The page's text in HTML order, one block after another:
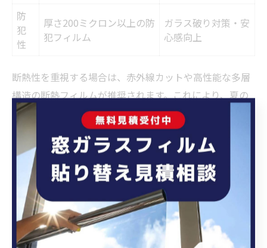
防
犯
性
厚さ200ミクロン以上の防
犯フィルム
ガラス破り対策・安
心感向上
断熱性を重視する場合は、赤外線カットや高性能な多層
構造の断熱フィルムが推奨されます。これにより、夏の
熱気や冬の冷気の侵入を抑え、冷暖房コストの削減にも
つながります。
防犯性を求める場合は、厚さが200ミクロン以上の防犯
フィルムが有効で、ガラス破り対策としても警察や防犯
協会が推奨しています。実際に「防犯フィルムを貼った
ことで夜間の不安が減った」という利用者の声も多く、
特に戸建住宅や低層階のマンションで導入が進んでいま
す。